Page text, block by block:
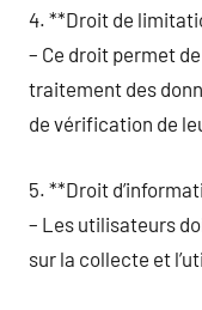
4. **Droit de
– Ce droit permet
traitement des
de vérification de
5. **Droit
– Les utilisateurs
sur la collecte et